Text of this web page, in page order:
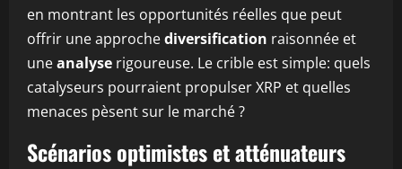
en montrant les opportunités réelles que peut
offrir une approchediversification raisonnée et
uneanalyse rigoureuse. Le crible est simple: quels
catalyseurs pourraient propulser XRP et quelles
menaces pèsent sur le marché ?
Scénarios optimistes et atténuateurs